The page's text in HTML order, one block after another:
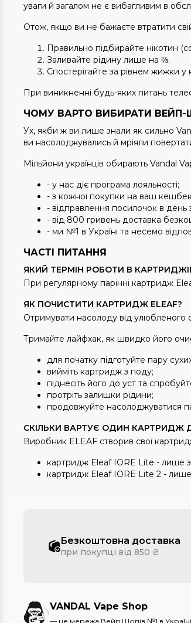
уваги й загалом не є вибагливим в
Отож, якщо ви не бажаєте втратити
Правильно підбирайте нікотин
Заливайте рідину лише на ⅔.
Спостерігайте за рівнем жижки
При виникненні будь-яких питань
ЧОМУ ВАРТО ВИБИРАТИ ВЕЙП-
Ух, якби ж ви лише знали як сильно
ви насолоджувались й мріяли
Мільйони українців обирають Vandal
- у нас діє програма лояльності;
- з кожної покупки на ваш кешбек
- відправлення посилочок в день
- від 800 гривень доставка
- ми №1 в Україні та несемо
ЧАСТІ ПИТАННЯ
ЯКИЙ ТЕРМІН РОБОТИ В КАРТРИДЖІВ
При регулярному парінні картридж
ЯК ПОЧИСТИТИ КАРТРИДЖ ELEAF?
Отримувати насолоду від улюбленого
Тримайте лайфхак, як швидко його
для початку підготуйте пару
вийміть картридж з поду;
піднесіть його до уст та
протріть залишки рідини;
продовжуйте насолоджуватися
СКІЛЬКИ ВАРТУЄ ОДИН КАРТРИДЖ
Виробник ELEAF створив свої
картридж Eleaf IORE Lite - лише
картридж Eleaf IORE Lite 2 - лише
Безкоштовна доставка
при покупці від 850 ₴
VANDAL Vape Shop
— це мережа Вейп Шопів №1 в УкраЇні.